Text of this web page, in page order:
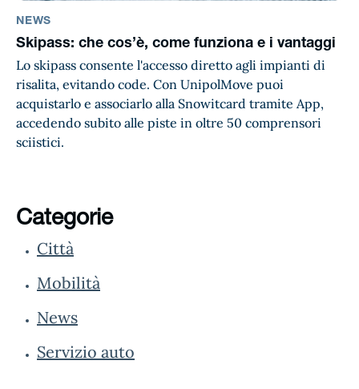
NEWS
Skipass: che cos’è, come funziona e i vantaggi
Lo skipass consente l'accesso diretto agli impianti di
risalita, evitando code. Con UnipolMove puoi
acquistarlo e associarlo alla Snowitcard tramite App,
accedendo subito alle piste in oltre 50 comprensori
sciistici.
Categorie
Città
Mobilità
News
Servizio auto